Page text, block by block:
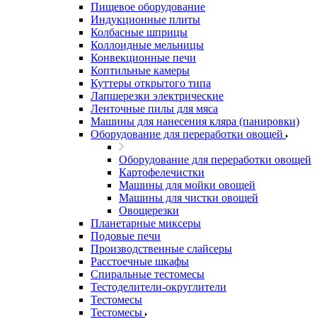
Пищевое оборудование
Индукционные плиты
Колбасные шприцы
Коллоидные мельницы
Конвекционные печи
Коптильные камеры
Куттеры открытого типа
Лапшерезки электрические
Ленточные пилы для мяса
Машины для нанесения кляра (панировки)
Оборудование для переработки овощей
Оборудование для переработки овощей
Картофелечистки
Машины для мойки овощей
Машины для чистки овощей
Овощерезки
Планетарные миксеры
Подовые печи
Производственные слайсеры
Расстоечные шкафы
Спиральные тестомесы
Тестоделители-округлители
Тестомесы
Тестомесы